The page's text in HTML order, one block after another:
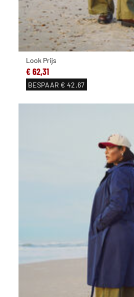
Look Prijs
€ 62,31
BESPAAR € 42,67